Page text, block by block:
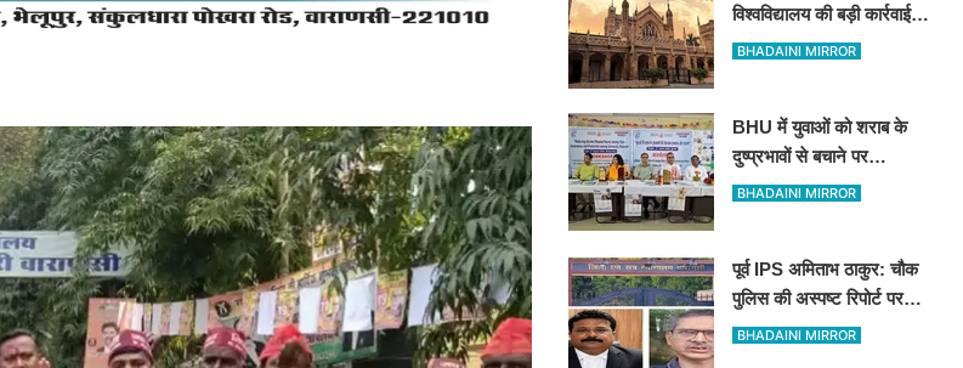
विश्वविद्यालय की बड़ी कार्रवाई:
भ्रष्टाचार के आरोपों में घिरे प्रो.
BHADAINI MIRROR
BHU में युवाओं को शराब के
दुष्प्रभावों से बचाने पर
जागरूकता कार्यशाला
BHADAINI MIRROR
पूर्व IPS अमिताभ ठाकुर: चौक
पुलिस की अस्पष्ट रिपोर्ट पर
कोर्ट सख्त, 11 अगस्त को मांगी
BHADAINI MIRROR